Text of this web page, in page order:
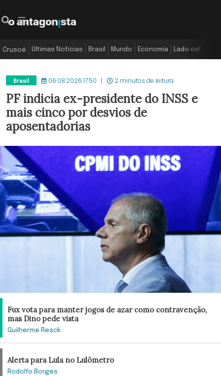
Crusoé Últimas Notícias Brasil Mundo Economia Lado oa!
Brasil 06.08.2026 17:50 2 minutos de leitura
PF indicia ex-presidente do INSS e
mais cinco por desvios de
aposentadorias
Fux vota para manter jogos de azar como contravenção,
mas Dino pede vista
Guilherme Resck
Alerta para Lula no Lulômetro
Rodolfo Borges